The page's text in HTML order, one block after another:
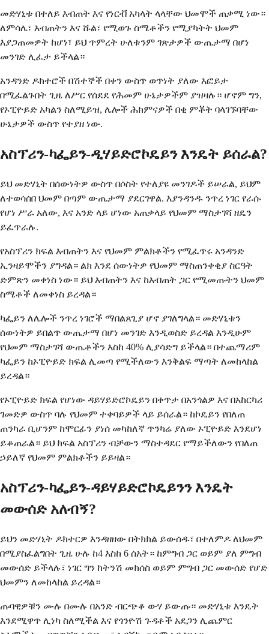
መድሃኒቱ በተለይ እብጠት እና የነርቭ አካላት ላላቸው ህመሞች ጠቃሚ ነው።
ለምሳሌ፣ እብጠትን እና ሹል፣ የሚወጉ ስሜቶችን የሚያካትት ህመም
እያጋጠመዎት ከሆነ፣ ይህ ጥምረት ሁለቱንም ገጽታዎች ውጤታማ በሆነ
መንገድ ሊፈታ ይችላል።
አንዳንድ ዶክተሮች በሽተኞች በቀን ውስጥ ወጥነት ያለው እፎይታ
በሚፈልጉበት ጊዜ ለሥር የሰደደ የሕመም ሁኔታዎችም ያዝዛሉ። ሆኖም ግን,
የኦፒዮይድ አካልን ስለሚይዝ, ሌሎች ሕክምናዎች በቂ ምቾት ባላገኙባቸው
ሁኔታዎች ውስጥ የተያዘ ነው.
አስፕሪን-ካፌይን-ዲሃይድሮኮዴይን እንዴት ይሰራል?
ይህ መድሃኒት በሰውነትዎ ውስጥ በሶስት የተለያዩ መንገዶች ይሠራል, ይህም
ለተወሳሰበ ህመም በጣም ውጤታማ ያደርገዋል. እያንዳንዱ ንጥረ ነገር የራሱ
የሆነ ሥራ አለው, እና አንድ ላይ ሆነው አጠቃላይ የህመም ማስታገሻ ዘዴን
ይፈጥራሉ.
የአስፕሪን ክፍል እብጠትን እና የህመም ምልክቶችን የሚፈጥሩ አንዳንድ
ኢንዛይሞችን ያግዳል። ልክ እንደ ሰውነትዎ የህመም ማስጠንቀቂያ ስርዓት
ድምጽን መቀነስ ነው። ይህ እብጠትን እና ከእብጠት ጋር የሚመጡትን ህመም
ስሜቶች ለመቀነስ ይረዳል።
ካፌይን ለሌሎች ንጥረ ነገሮች ማበልጸጊያ ሆኖ ያገለግላል። መድሃኒቱን
ሰውነትዎ ይበልጥ ውጤታማ በሆነ መንገድ እንዲወስድ ይረዳል እንዲሁም
የህመም ማስታገሻ ውጤቶችን እስከ 40% ሊያሳድግ ይችላል። በተጨማሪም
ካፌይን ከኦፒዮይድ ክፍል ሊመጣ የሚችለውን እንቅልፍ ማጣት ለመከላከል
ይረዳል።
የኦፒዮይድ ክፍል የሆነው ዳይሃይድሮኮዴይን በቀጥታ በአንጎልዎ እና በአከርካሪ
ገመድዎ ውስጥ ባሉ የህመም ተቀባይዎች ላይ ይሰራል። ከኮዴይን የበለጠ
ጠንካራ ቢሆንም ከሞርፊን ያነሰ መካከለኛ ጥንካሬ ያለው ኦፒዮይድ እንደሆነ
ይቆጠራል። ይህ ክፍል አስፕሪን ብቻውን ማስተዳደር የማይችለውን የበለጠ
ኃይለኛ የህመም ምልክቶችን ይይዛል።
አስፕሪን-ካፌይን-ዳይሃይድሮኮዴይንን እንዴት
መውሰድ አለብኝ?
ይህን መድሃኒት ዶክተርዎ እንዳዘዘው በትክክል ይውሰዱ፣ በተለምዶ ለህመም
በሚያስፈልግበት ጊዜ ሁሉ ከ4 እስከ 6 ሰአት። ከምግብ ጋር ወይም ያለ ምግብ
መውሰድ ይችላሉ፣ ነገር ግን ከትንሽ መክሰስ ወይም ምግብ ጋር መውሰድ የሆድ
ህመምን ለመከላከል ይረዳል።
ጡባዊዎቹን ሙሉ በሙሉ በአንድ ብርጭቆ ውሃ ይውጡ። መድሃኒቱ እንዴት
እንደሚዋጥ ሊነካ ስለሚችል እና የጎንዮሽ ጉዳቶች አደጋን ሊጨምር